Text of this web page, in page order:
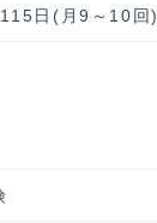
日(月9～10回)